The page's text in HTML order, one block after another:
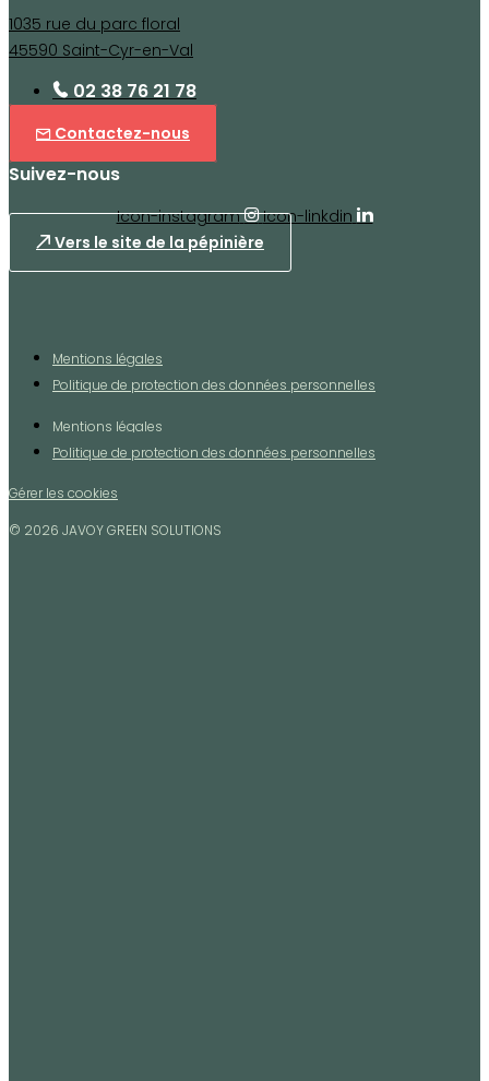
1035 rue du parc floral
45590 Saint-Cyr-en-Val
02 38 76 21 78
Contactez-nous
Suivez-nous
Icon-instagram
Icon-linkdin
Vers le site de la pépinière
Mentions légales
Politique de protection des données personnelles
Mentions légales
Politique de protection des données personnelles
Gérer les cookies
© 2026 JAVOY GREEN SOLUTIONS